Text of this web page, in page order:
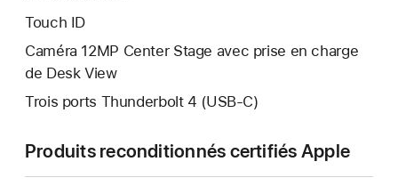
Touch ID
Caméra 12MP Center Stage avec prise en charge
de Desk View
Trois ports Thunderbolt 4 (USB-C)
Produits reconditionnés certifiés Apple